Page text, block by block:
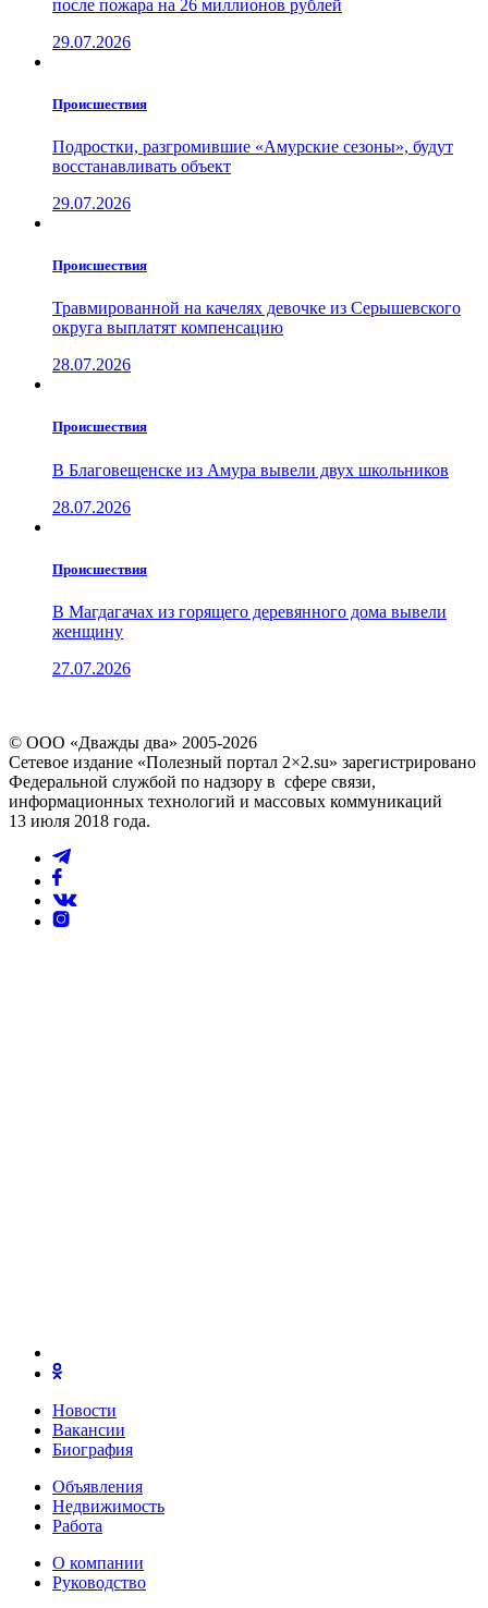
после пожара на 26 миллионов рублей
29.07.2026
Проиcшествия
Подростки, разгромившие «Амурские сезоны», будут
восстанавливать объект
29.07.2026
Проиcшествия
Травмированной на качелях девочке из Серышевского
округа выплатят компенсацию
28.07.2026
Проиcшествия
В Благовещенске из Амура вывели двух школьников
28.07.2026
Проиcшествия
В Магдагачах из горящего деревянного дома вывели
женщину
27.07.2026
© ООО «Дважды два» 2005-2026
Сетевое издание «Полезный портал 2×2.su» зарегистрировано
Федеральной службой по надзору в сфере связи,
информационных технологий и массовых коммуникаций
13 июля 2018 года.
Новости
Вакансии
Биография
Объявления
Недвижимость
Работа
О компании
Руководство